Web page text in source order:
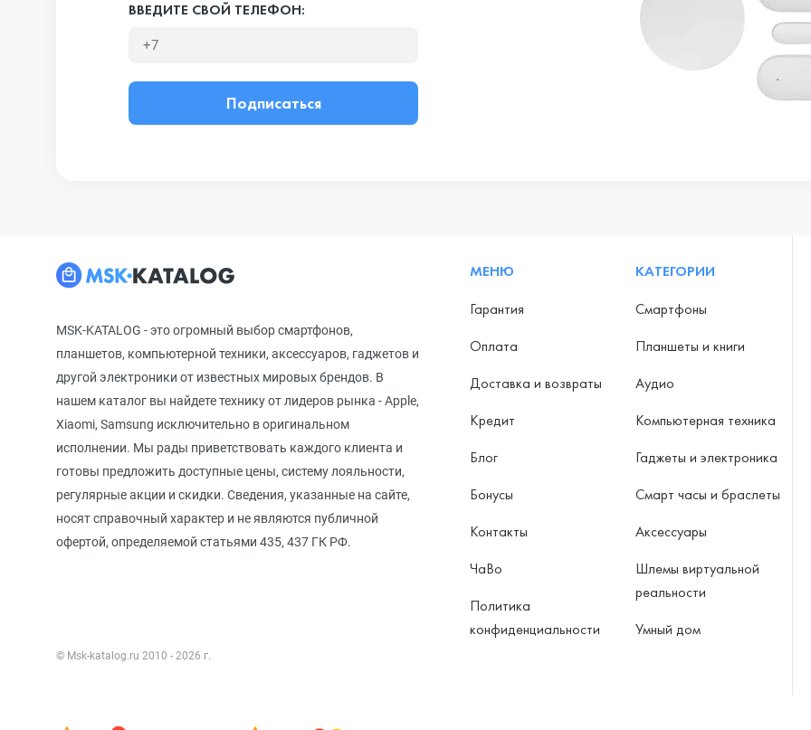
ВВЕДИТЕ СВОЙ ТЕЛЕФОН:
Подписаться
MSK-KATALOG - это огромный выбор смартфонов,
планшетов, компьютерной техники, аксессуаров, гаджетов и
другой электроники от известных мировых брендов. В
нашем каталог вы найдете технику от лидеров рынка - Apple,
Xiaomi, Samsung исключительно в оригинальном
исполнении. Мы рады приветствовать каждого клиента и
готовы предложить доступные цены, систему лояльности,
регулярные акции и скидки. Сведения, указанные на сайте,
носят справочный характер и не являются публичной
офертой, определяемой статьями 435, 437 ГК РФ.
© Msk-katalog.ru 2010 - 2026 г.
МЕНЮ
Гарантия
Оплата
Доставка и возвраты
Кредит
Блог
Бонусы
Контакты
ЧаВо
Политика
конфиденциальности
КАТЕГОРИИ
Смартфоны
Планшеты и книги
Аудио
Компьютерная техника
Гаджеты и электроника
Смарт часы и браслеты
Аксессуары
Шлемы виртуальной
реальности
Умный дом